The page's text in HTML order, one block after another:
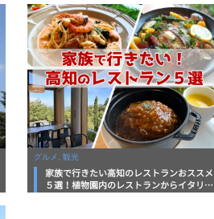
グルメ, 観光
家族で行きたい高知のレストランおススメ
５選！植物園内のレストランからイタリア